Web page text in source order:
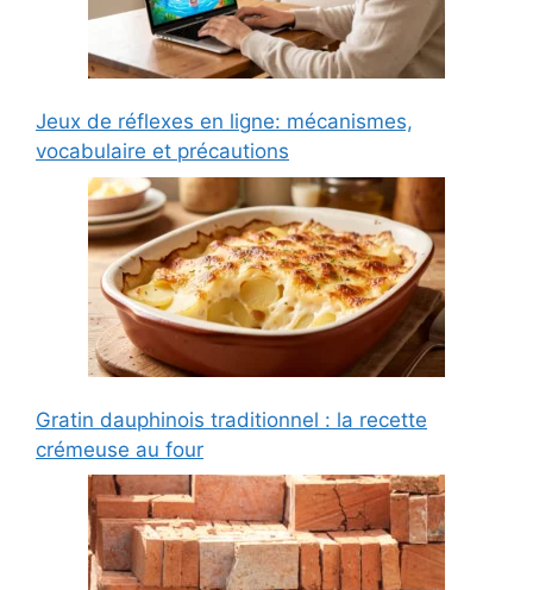
Jeux de réflexes en ligne: mécanismes,
vocabulaire et précautions
Gratin dauphinois traditionnel : la recette
crémeuse au four